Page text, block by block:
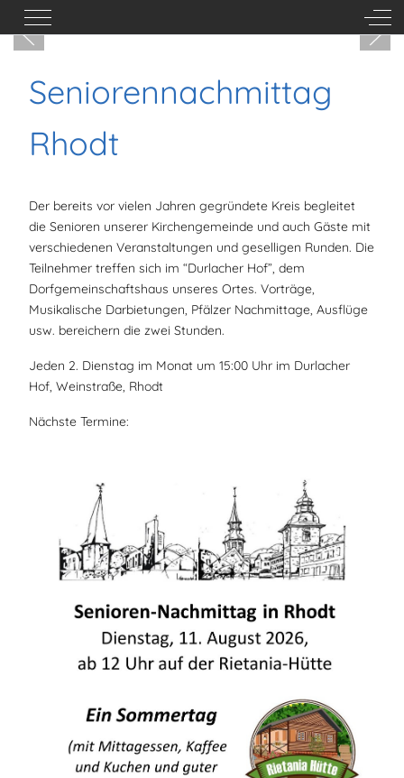
Mobile Menu Toggle Off-
Seniorennachmittag
Rhodt
Der bereits vor vielen Jahren gegründete Kreis begleitet
die Senioren unserer Kirchengemeinde und auch Gäste mit
verschiedenen Veranstaltungen und geselligen Runden. Die
Teilnehmer treffen sich im “Durlacher Hof”, dem
Dorfgemeinschaftshaus unseres Ortes. Vorträge,
Musikalische Darbietungen, Pfälzer Nachmittage, Ausflüge
usw. bereichern die zwei Stunden.
Jeden 2. Dienstag im Monat um 15:00 Uhr im Durlacher
Hof, Weinstraße, Rhodt
Nächste Termine: